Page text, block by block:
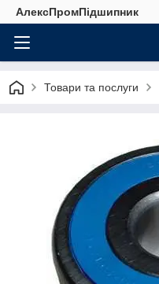
АлексПромПідшипник
Товари та послуги